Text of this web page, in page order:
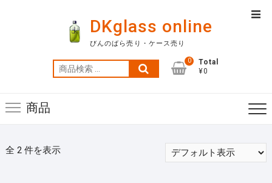
DKglass online
びんのばら売り・ケース売り
索
0
Total
¥0
商品
全 2 件を表示